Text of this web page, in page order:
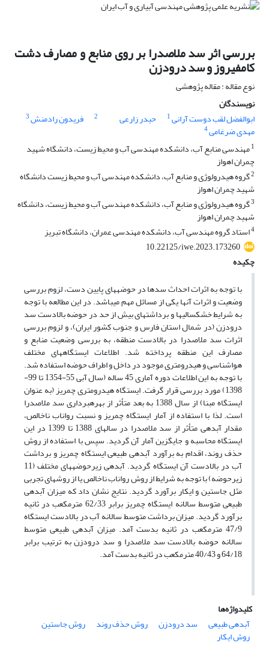
بررسی اثر سد ملاصدرا بر روی منابع و مصارف دشت
کامفیروز و سد درودزن
نوع مقاله : مقاله پژوهشی
نویسندگان
ابوالفضل لقب دوست آرانی1 حیدر زارعی 2 فریدون رادمنش3
مهدی ضرغامی4
1مهندسی منابع آب، دانشکده مهندسی آب و محیط زیست، دانشگاه شهید
چمران اهواز
2گروه هیدرولوژی و منابع آب، دانشکده مهندسی آب و محیط زیست دانشگاه
شهید چمران اهواز
3گروه هیدرولوژی و منابع آب، دانشکده مهندسی آب و محیط زیست، دانشگاه
شهید چمران اهواز
4استاد گروه مهندسی آب، دانشکده مهندسی عمران، دانشگاه تبریز
10.22125/iwe.2023.173260
چکیده
با توجه به اثرات احداث سدها در حوضه­های پایین دست، لزوم بررسی
وضعیت و اثرات آنها یکی از مسائل مهم می­باشد. در این مطالعه با توجه
به شرایط خشکسالی­ها و برداشت­های بیش از حد در حوضه بالادست سد
درودزن (در شمال استان فارس و جنوب کشور ایران)، و لزوم بررسی
اثرات سد ملاصدرا در بالادست منطقه، به بررسی وضعیت منابع و
مصارف این منطقه پرداخته شد. اطلاعات ایستگاه­های مختلف
هواشناسی و هیدرومتری موجود در داخل و اطراف حوضه استفاده شد.
با توجه به این اطلاعات دوره آماری 45 ساله (سال آبی 55-1354 تا 99-
1398) مورد بررسی قرار گرفت. ایستگاه هیدرومتری چمریز (به عنوان
ایستگاه مبنا) از سال 1388 به بعد متأثر از بهره­برداری سد ملاصدرا
است. لذا با استفاده از آمار ایستگاه چمریز و نسبت رواناب ناخالص،
مقدار آبدهی متأثر از سد ملاصدرا در سال­های 1388 تا 1399 در این
ایستگاه محاسبه و جایگزین آمار آن گردید. سپس با استفاده از روش
حذف روند، اقدام به برآورد آبدهی طبیعی ایستگاه چمریز و برداشت
آب در بالادست آن ایستگاه گردید. آبدهی زیرحوضه­های مختلف (11
زیرحوضه) با توجه به شرایط از روش­ رواناب ناخالص یا از روش­های تجربی
مثل جاستین و ایکار برآورد گردید. نتایج نشان داد که میزان آبدهی
طبیعی متوسط سالانه ایستگاه چمریز برابر 62/33 مترمکعب در ثانیه
برآورد گردید. میزان برداشت متوسط سالانه آب در بالادست ایستگاه
47/9 مترمکعب در ثانیه بدست آمد. میزان آبدهی طبیعی متوسط
سالانه حوضه بالادست سد ملاصدرا و سد درودزن به ترتیب برابر
64/18 و 40/43 مترمکعب در ثانیه بدست آمد.
کلیدواژه‌ها
آبدهی طبیعی
سد درودزن روش حذف روند روش جاستین
روش ایکار